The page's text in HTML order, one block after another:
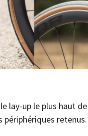
lay-up le plus haut